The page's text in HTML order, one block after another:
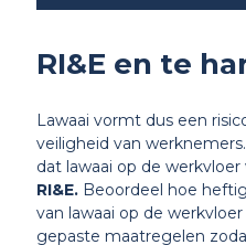
RI&E en te
Lawaai vormt dus een
veiligheid van
dat lawaai op de
RI&E. Beoordeel hoe
van lawaai op de
gepaste maatregelen